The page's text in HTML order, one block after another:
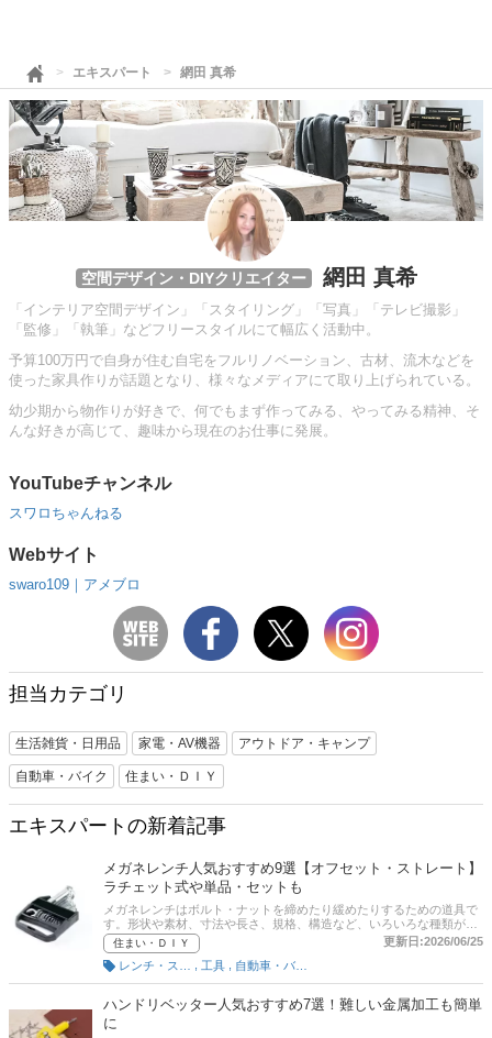
エキスパート 網田 真希
空間デザイン・DIYクリエイター 網田 真希
「インテリア空間デザイン」「スタイリング」「写真」「テレビ撮影」
「監修」「執筆」などフリースタイルにて幅広く活動中。
予算100万円で自身が住む自宅をフルリノベーション、古材、流木などを
使った家具作りが話題となり、様々なメディアにて取り上げられている。
幼少期から物作りが好きで、何でもまず作ってみる、やってみる精神、そ
んな好きが高じて、趣味から現在のお仕事に発展。
YouTubeチャンネル
スワロちゃんねる
Webサイト
swaro109｜アメブロ
担当カテゴリ
生活雑貨・日用品 家電・AV機器 アウトドア・キャンプ
自動車・バイク 住まい・ＤＩＹ
エキスパートの新着記事
メガネレンチ人気おすすめ9選【オフセット・ストレート】
ラチェット式や単品・セットも
メガネレンチはボルト・ナットを締めたり緩めたりするための道具で
す。形状や素材、寸法や長さ、規格、構造など、いろいろな種類があ
り、どれを選んだらいいのか迷うでしょう。そこで本記事では、メガ
ネレンチの選び方とおすすめの商品を紹介します。オフセットの他、
超ロングやストレートタイプ、ラチェット式もピックアップ。後半に
は、比較一覧表や通販サイトの最新人気ランキングもあるので、売れ
筋や口コミとあわせてチェックしてみてください。
住まい・ＤＩＹ
更新日:2026/06/25
工具
ハンドリベッター人気おすすめ7選！難しい金属加工も簡単
に